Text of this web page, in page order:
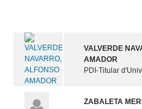
VALVERDE
AMADOR
PDI-Titular
ZABALETA